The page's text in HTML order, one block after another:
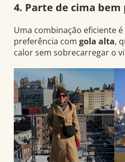
4. Parte de cima bem
Uma combinação eficiente
preferência com gola alta,
calor sem sobrecarregar o